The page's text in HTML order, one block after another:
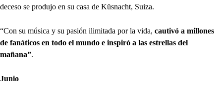
deceso se produjo en su casa de Küsnacht, Suiza.
“Con su música y su pasión ilimitada por la vida, cautivó a millones
de fanáticos en todo el mundo e inspiró a las estrellas del
mañana”.
Junio